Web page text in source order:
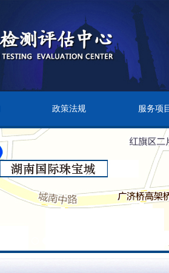
政策法规 服务项